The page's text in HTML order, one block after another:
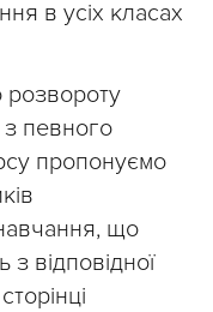
в усіх класах
розвороту
з певного
пропонуємо
що
з відповідної